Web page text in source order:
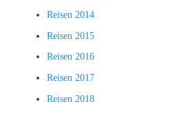
Reisen 2014
Reisen 2015
Reisen 2016
Reisen 2017
Reisen 2018